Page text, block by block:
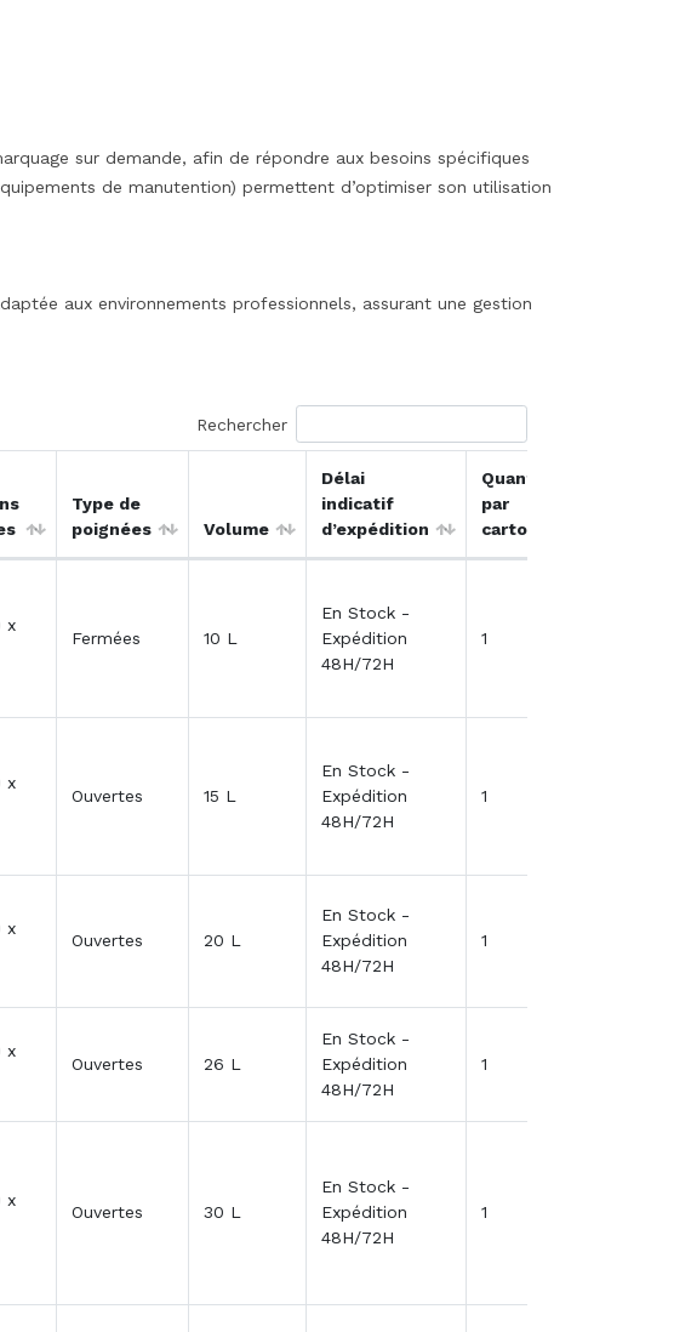
sur demande, afin de répondre aux besoins spécifiques
de manutention) permettent d’optimiser son utilisation
aux environnements professionnels, assurant une gestion
Rechercher
Type de
poignées
Volume
Délai
indicatif
d’expédition
Quantité
par
carton
x
Fermées 10 L
En Stock -
Expédition
48H/72H
1
x
Ouvertes 15 L
En Stock -
Expédition
48H/72H
1
x
Ouvertes 20 L
En Stock -
Expédition
48H/72H
1
x
Ouvertes 26 L
En Stock -
Expédition
48H/72H
1
x
Ouvertes 30 L
En Stock -
Expédition
48H/72H
1